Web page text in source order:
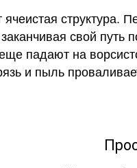
ячеистая структура.
свой
падают на
и пыль